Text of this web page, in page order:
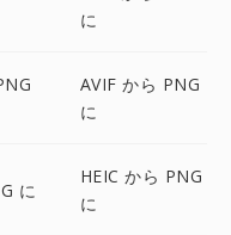
に
AVIF から PNG
に
に
HEIC から PNG
に